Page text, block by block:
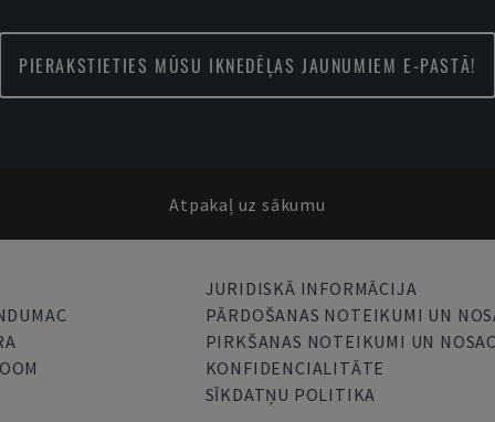
PIERAKSTIETIES MŪSU IKNEDĒĻAS JAUNUMIEM E-PASTĀ!
Atpakaļ uz sākumu
JURIDISKĀ INFORMĀCIJA
PĀRDOŠANAS NOTEIKUMI UN
PIRKŠANAS NOTEIKUMI UN
KONFIDENCIALITĀTE
SĪKDATŅU POLITIKA